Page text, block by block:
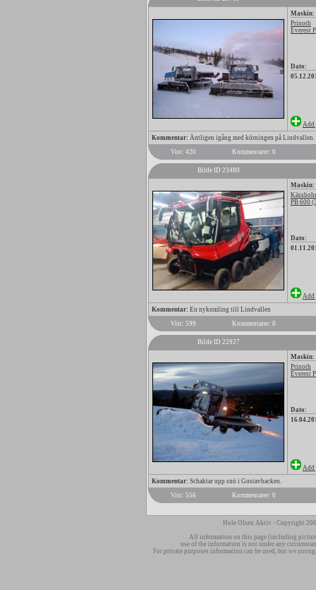
Maskin:
Prinoth
Everest
Dato:
Add
Kommentar: Äntligen igång med körningen på Lindvallen.
Vist: 420
Kommentarer: 0
Bilde ID 23480
Maskin:
PB 600
Dato:
Add
Kommentar: En nykomling till Lindvallen
Vist: 599
Kommentarer: 0
Bilde ID 22927
Maskin:
Prinoth
Everest
Dato:
Add
Kommentar: Schaktar upp snö i Gustavbacken.
Vist: 556
Kommentarer: 0
Hole Olsen Aktiv - Copyright
All information on this page (including
use of the information is not under any
For private purposes information can be used, but we